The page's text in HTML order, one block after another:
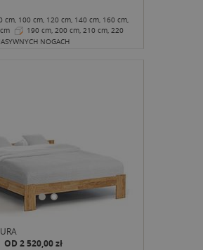
cm, 100 cm, 120 cm, 140 cm, 160 cm,
190 cm, 200 cm, 210 cm, 220
NOGACH
OD 2 520,00 zł